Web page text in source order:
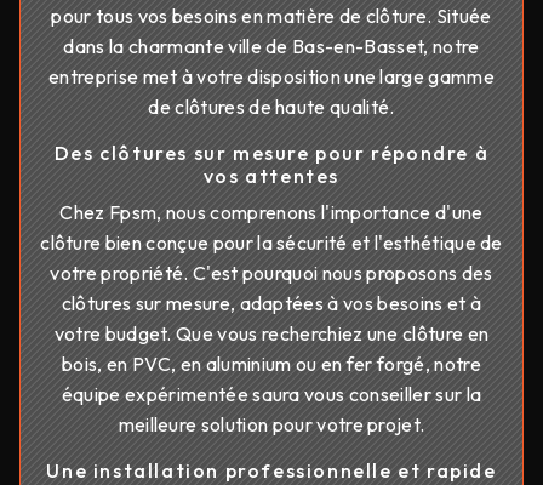
pour tous vos besoins en matière de clôture. Située
dans la charmante ville de Bas-en-Basset, notre
entreprise met à votre disposition une large gamme
de clôtures de haute qualité.
Des clôtures sur mesure pour répondre à
vos attentes
Chez Fpsm, nous comprenons l'importance d'une
clôture bien conçue pour la sécurité et l'esthétique de
votre propriété. C'est pourquoi nous proposons des
clôtures sur mesure, adaptées à vos besoins et à
votre budget. Que vous recherchiez une clôture en
bois, en PVC, en aluminium ou en fer forgé, notre
équipe expérimentée saura vous conseiller sur la
meilleure solution pour votre projet.
Une installation professionnelle et rapide